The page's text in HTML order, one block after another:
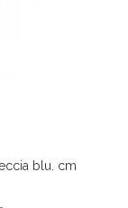
blu. cm